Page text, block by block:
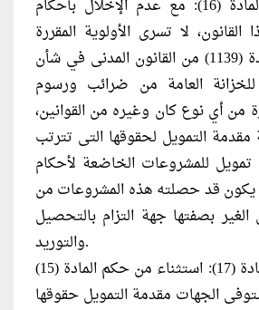
مادة (15) أصلها المادة (16): مع عدم الإخلال بأحكام
من هذا القانون، لا تسرى الأولوية المقررة
قانوناً بموجب المادة (1139) من القانون المدنى في شأن
للخزانة العامة من ضرائب ورسوم
أي نوع كان وغيره من القوانين،
مقدمة التمويل لحقوقها التى تترتب
للمشروعات الخاضعة لأحكام
يكون قد حصلته هذه المشروعات من
بصفتها جهة التزام بالتحصيل
والتوريد.
مادة (16) أصلها المادة (17): استثناء من حكم المادة (15)
الجهات مقدمة التمويل حقوقها